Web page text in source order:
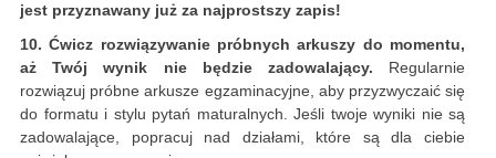
jest przyznawany już za najprostszy zapis!
10. Ćwicz rozwiązywanie próbnych arkuszy do momentu,
aż Twój wynik nie będzie zadowalający. Regularnie
rozwiązuj próbne arkusze egzaminacyjne, aby przyzwyczaić się
do formatu i stylu pytań maturalnych. Jeśli twoje wyniki nie są
zadowalające, popracuj nad działami, które są dla ciebie